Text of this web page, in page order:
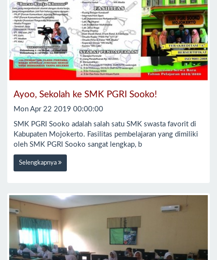
Ayoo, Sekolah ke SMK PGRI Sooko!
Mon Apr 22 2019 00:00:00
SMK PGRI Sooko adalah salah satu SMK swasta favorit di
Kabupaten Mojokerto. Fasilitas pembelajaran yang dimiliki
oleh SMK PGRI Sooko sangat lengkap, b
Selengkapnya